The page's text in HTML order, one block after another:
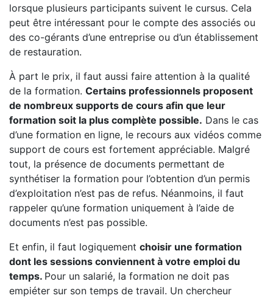
lorsque plusieurs participants suivent le cursus. Cela
peut être intéressant pour le compte des associés ou
des co-gérants d’une entreprise ou d’un établissement
de restauration.
À part le prix, il faut aussi faire attention à la qualité
de la formation. Certains professionnels proposent
de nombreux supports de cours afin que leur
formation soit la plus complète possible. Dans le cas
d’une formation en ligne, le recours aux vidéos comme
support de cours est fortement appréciable. Malgré
tout, la présence de documents permettant de
synthétiser la formation pour l’obtention d’un permis
d’exploitation n’est pas de refus. Néanmoins, il faut
rappeler qu’une formation uniquement à l’aide de
documents n’est pas possible.
Et enfin, il faut logiquement choisir une formation
dont les sessions conviennent à votre emploi du
temps. Pour un salarié, la formation ne doit pas
empiéter sur son temps de travail. Un chercheur